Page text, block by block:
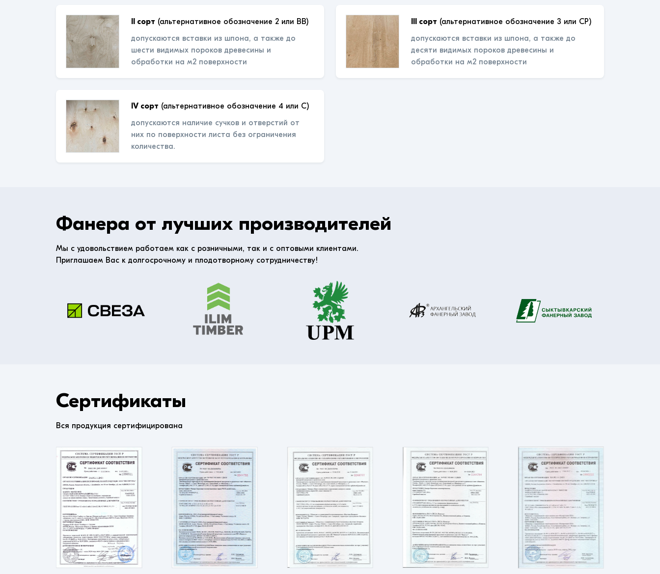
II сорт (альтернативное обозначение 2 или ВВ)
допускаются вставки из шпона, а также до
шести видимых пороков древесины и
обработки на м2 поверхности
III сорт (альтернативное обозначение 3 или СР)
допускаются вставки из шпона, а также до
десяти видимых пороков древесины и
обработки на м2 поверхности
IV сорт (альтернативное обозначение 4 или С)
допускаются наличие сучков и отверстий от
них по поверхности листа без ограничения
количества.
Фанера от лучших производителей
Мы с удовольствием работаем как с розничными, так и с оптовыми клиентами.
Приглашаем Вас к долгосрочному и плодотворному сотрудничеству!
Сертификаты
Вся продукция сертифицирована